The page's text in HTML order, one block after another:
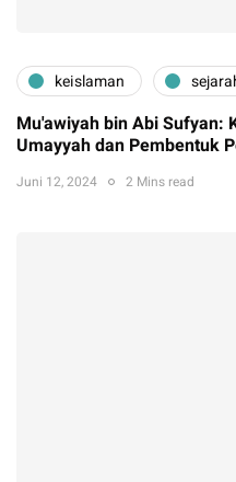
keislaman
Mu'awiyah bin Abi Sufyan:
Umayyah dan Pembentuk
Juni 12, 2024 2 Mins read